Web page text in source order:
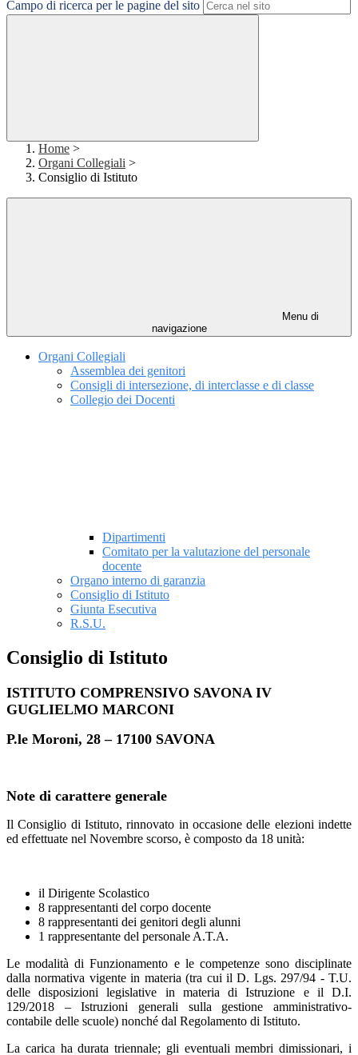
Campo di ricerca per le pagine del sito
Home >
Organi Collegiali >
Consiglio di Istituto
Menu di
navigazione
Organi Collegiali
Assemblea dei genitori
Consigli di intersezione, di interclasse e di classe
Collegio dei Docenti
Dipartimenti
Comitato per la valutazione del personale
docente
Organo interno di garanzia
Consiglio di Istituto
Giunta Esecutiva
R.S.U.
Consiglio di Istituto
ISTITUTO COMPRENSIVO SAVONA IV
GUGLIELMO MARCONI
P.le Moroni, 28 – 17100 SAVONA
Note di carattere generale
Il Consiglio di Istituto, rinnovato in occasione delle elezioni indette
ed effettuate nel Novembre scorso, è composto da 18 unità:
il Dirigente Scolastico
8 rappresentanti del corpo docente
8 rappresentanti dei genitori degli alunni
1 rappresentante del personale A.T.A.
Le modalità di Funzionamento e le competenze sono disciplinate
dalla normativa vigente in materia (tra cui il D. Lgs. 297/94 - T.U.
delle disposizioni legislative in materia di Istruzione e il D.I.
129/2018 – Istruzioni generali sulla gestione amministrativo-
contabile delle scuole) nonché dal Regolamento di Istituto.
La carica ha durata triennale; gli eventuali membri dimissionari, i